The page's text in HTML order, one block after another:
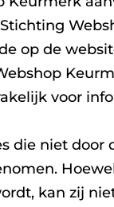
op de
voor
die niet
kan zij